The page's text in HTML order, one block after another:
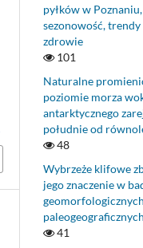
pyłków w
sezonowość, trendy
zdrowie
101
Naturalne
poziomie morza
antarktycznego
południe od
48
Wybrzeże klifowe
jego znaczenie w
paleogeograficznych
41